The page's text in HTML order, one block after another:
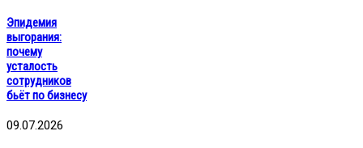
Эпидемия
выгорания:
почему
усталость
сотрудников
бьёт по бизнесу
09.07.2026